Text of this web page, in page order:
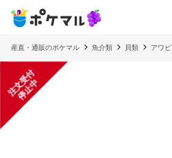
産直・通販のポケマル 魚介類 貝類 アワビ
注
文
受
付
停
止
中